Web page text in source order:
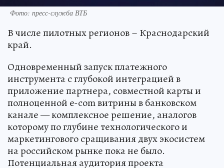
Фото: пресс-служба ВТБ
В числе пилотных регионов – Краснодарский
край.
Одновременный запуск платежного
инструмента с глубокой интеграцией в
приложение партнера, совместной карты и
полноценной e-com витрины в банковском
канале — комплексное решение, аналогов
которому по глубине технологического и
маркетингового сращивания двух экосистем
на российском рынке пока не было.
Потенциальная аудитория проекта